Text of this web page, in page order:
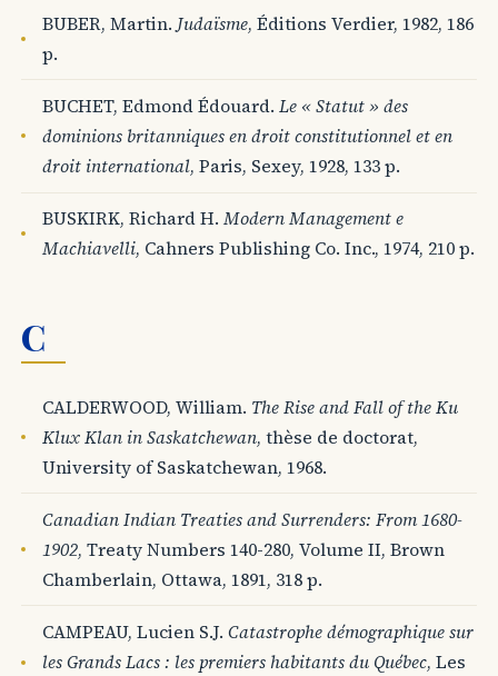
BUBER, Martin. Judaïsme, Éditions Verdier, 1982, 186
p.
BUCHET, Edmond Édouard.Le « Statut » des
dominions britanniques en droit constitutionnel et en
droit international, Paris, Sexey, 1928, 133 p.
BUSKIRK, Richard H.Modern Management e
Machiavelli, Cahners Publishing Co. Inc., 1974, 210 p.
C
CALDERWOOD, William. The Rise and Fall of the Ku
Klux Klan in Saskatchewan, thèse de doctorat,
University of Saskatchewan, 1968.
Canadian Indian Treaties and Surrenders: From 1680-
1902, Treaty Numbers 140-280, Volume II, Brown
Chamberlain, Ottawa, 1891, 318 p.
CAMPEAU, Lucien S.J.Catastrophe démographique sur
les Grands Lacs : les premiers habitants du Québec, Les